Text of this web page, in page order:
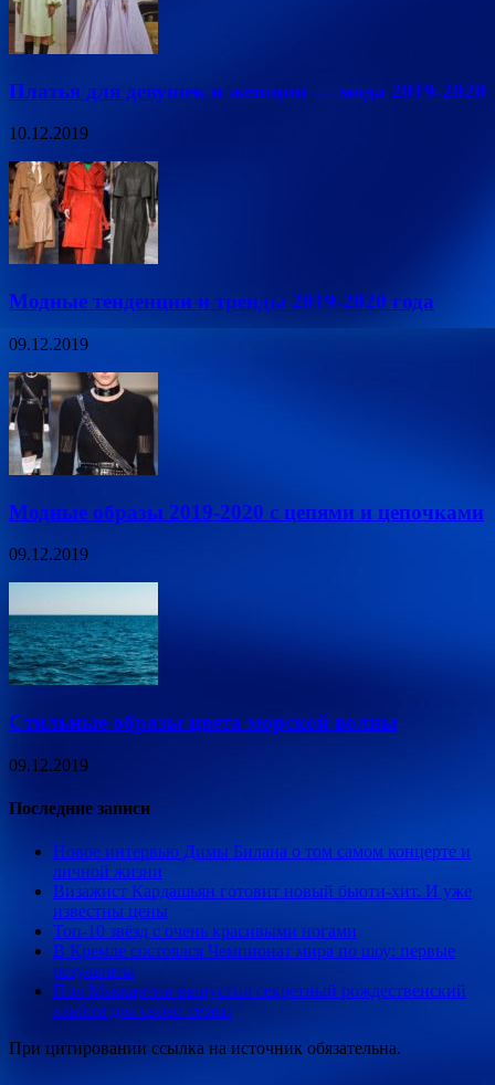
Платья для девушек и женщин — мода 2019-2020
10.12.2019
Модные тенденции и тренды 2019-2020 года
09.12.2019
Модные образы 2019-2020 с цепями и цепочками
09.12.2019
Стильные образы цвета морской волны
09.12.2019
Последние записи
Новое интервью Димы Билана о том самом концерте и
личной жизни
Визажист Кардашьян готовит новый бьюти-хит. И уже
известны цены
Топ-10 звёзд с очень красивыми ногами
В Кремле состоялся Чемпионат мира по шоу: первые
результаты
Пол Маккартни выпустил секретный рождественский
альбом для своей семьи
При цитировании ссылка на источник обязательна.